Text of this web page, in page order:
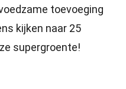
toevoeging
kijken naar 25
supergroente!